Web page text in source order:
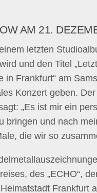
AM 21.
letzten
und den Titel
in Frankfurt“ am
Konzert geben.
„Es ist mir ein
bringen und nach
die wir so
des „ECHO“,
Frankfurt